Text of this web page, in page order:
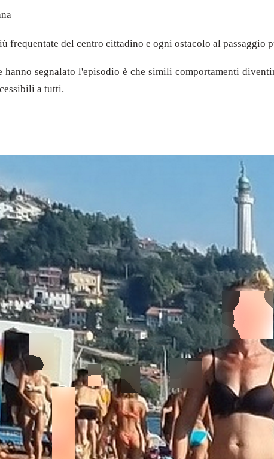
frequentate del centro cittadino e ogni ostacolo al
hanno segnalato l'episodio è che simili comportamenti
a tutti.